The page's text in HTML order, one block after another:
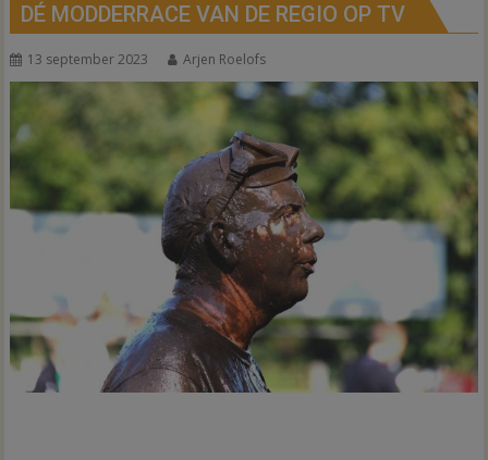
DÉ MODDERRACE VAN DE REGIO OP TV
13 september 2023 Arjen Roelofs